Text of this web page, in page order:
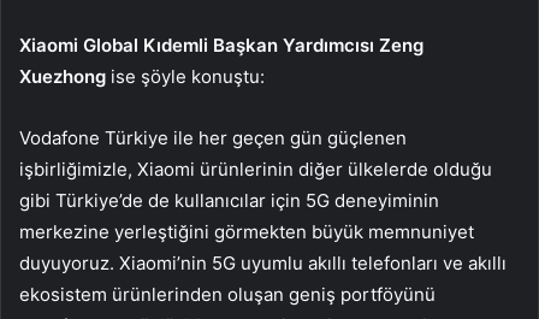
Xiaomi Global Kıdemli Başkan Yardımcısı Zeng
Xuezhong ise şöyle konuştu:
Vodafone Türkiye ile her geçen gün güçlenen
işbirliğimizle, Xiaomi ürünlerinin diğer ülkelerde olduğu
gibi Türkiye’de de kullanıcılar için 5G deneyiminin
merkezine yerleştiğini görmekten büyük memnuniyet
duyuyoruz. Xiaomi’nin 5G uyumlu akıllı telefonları ve akıllı
ekosistem ürünlerinden oluşan geniş portföyünü